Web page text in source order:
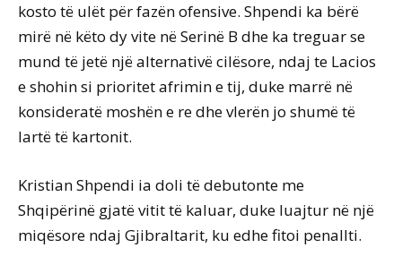
kosto të ulët për fazën ofensive. Shpendi ka bërë
mirë në këto dy vite në Serinë B dhe ka treguar se
mund të jetë një alternativë cilësore, ndaj te Lacios
e shohin si prioritet afrimin e tij, duke marrë në
konsideratë moshën e re dhe vlerën jo shumë të
lartë të kartonit.
Kristian Shpendi ia doli të debutonte me
Shqipërinë gjatë vitit të kaluar, duke luajtur në një
miqësore ndaj Gjibraltarit, ku edhe fitoi penallti.